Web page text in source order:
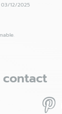
12/2025
contact